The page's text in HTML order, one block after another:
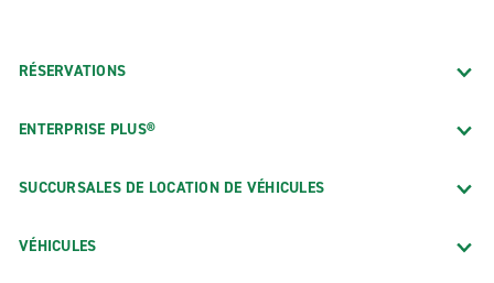
RÉSERVATIONS
ENTERPRISE PLUS®
SUCCURSALES DE LOCATION DE VÉHICULES
VÉHICULES